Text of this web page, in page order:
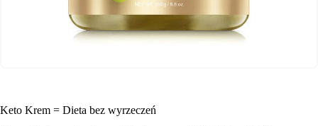
Keto Krem = Dieta bez wyrzeczeń